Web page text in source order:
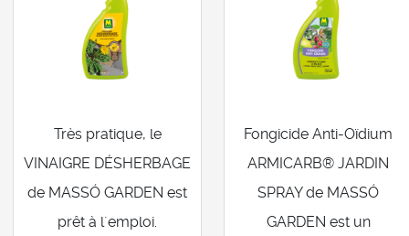
Très pratique, le
VINAIGRE DÉSHERBAGE
de MASSÓ GARDEN est
prêt à l´emploi.
Fongicide Anti-Oïdium
ARMICARB® JARDIN
SPRAY de MASSÓ
GARDEN est un